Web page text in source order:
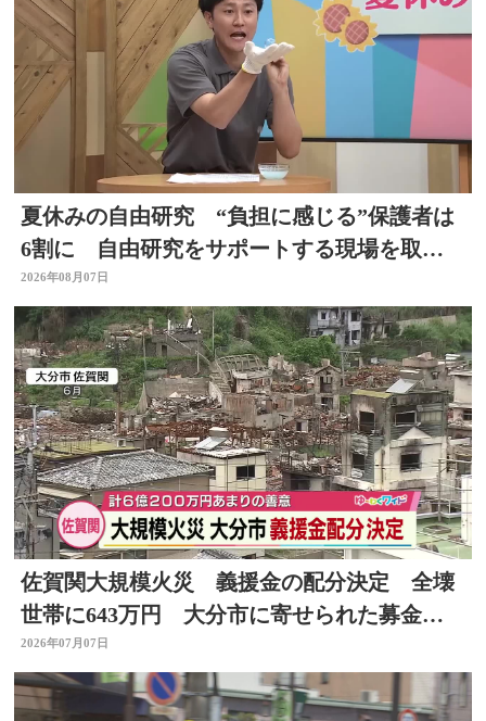
夏休みの自由研究 “負担に感じる”保護者は
6割に 自由研究をサポートする現場を取
材 スタジオで「割れないシャボン玉」づく
りも
2026年08月07日
佐賀関大規模火災 義援金の配分決定 全壊
世帯に643万円 大分市に寄せられた募金は
総額約6億円
2026年07月07日